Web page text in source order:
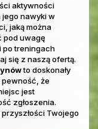
aktywności
jego nawyki w
jaką można
pod uwagę
po treningach
się z naszą ofertą.
to doskonały
że
jest
zgłoszenia.
Twojego